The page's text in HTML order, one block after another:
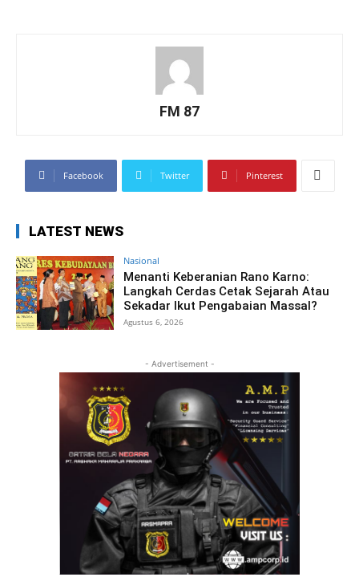
FM 87
Facebook Twitter Pinterest
LATEST NEWS
Nasional
Menanti Keberanian Rano Karno:
Langkah Cerdas Cetak Sejarah Atau
Sekadar Ikut Pengabaian Massal?
Agustus 6, 2026
- Advertisement -